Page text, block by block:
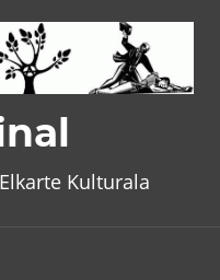
Kulturala